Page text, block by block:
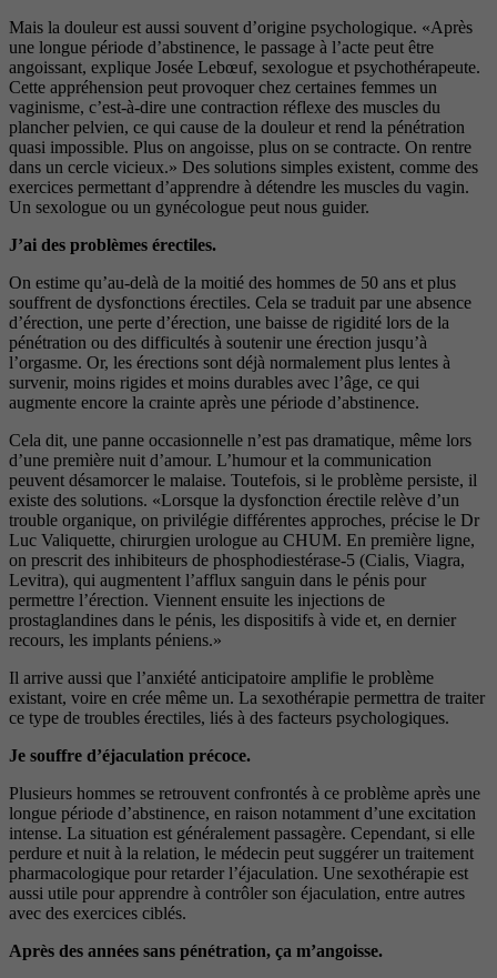
Mais la douleur est aussi souvent d’origine psychologique. «Après
une longue période d’abstinence, le passage à l’acte peut être
angoissant, explique Josée Lebœuf, sexologue et psychothérapeute.
Cette appréhension peut provoquer chez certaines femmes un
vaginisme, c’est-à-dire une contraction réflexe des muscles du
plancher pelvien, ce qui cause de la douleur et rend la pénétration
quasi impossible. Plus on angoisse, plus on se contracte. On rentre
dans un cercle vicieux.» Des solutions simples existent, comme des
exercices permettant d’apprendre à détendre les muscles du vagin.
Un sexologue ou un gynécologue peut nous guider.
J’ai des problèmes érectiles.
On estime qu’au-delà de la moitié des hommes de 50 ans et plus
souffrent de dysfonctions érectiles. Cela se traduit par une absence
d’érection, une perte d’érection, une baisse de rigidité lors de la
pénétration ou des difficultés à soutenir une érection jusqu’à
l’orgasme. Or, les érections sont déjà normalement plus lentes à
survenir, moins rigides et moins durables avec l’âge, ce qui
augmente encore la crainte après une période d’abstinence.
Cela dit, une panne occasionnelle n’est pas dramatique, même lors
d’une première nuit d’amour. L’humour et la communication
peuvent désamorcer le malaise. Toutefois, si le problème persiste, il
existe des solutions. «Lorsque la dysfonction érectile relève d’un
trouble organique, on privilégie différentes approches, précise le Dr
Luc Valiquette, chirurgien urologue au CHUM. En première ligne,
on prescrit des inhibiteurs de phosphodiestérase-5 (Cialis, Viagra,
Levitra), qui augmentent l’afflux sanguin dans le pénis pour
permettre l’érection. Viennent ensuite les injections de
prostaglandines dans le pénis, les dispositifs à vide et, en dernier
recours, les implants péniens.»
Il arrive aussi que l’anxiété anticipatoire amplifie le problème
existant, voire en crée même un. La sexothérapie permettra de traiter
ce type de troubles érectiles, liés à des facteurs psychologiques.
Je souffre d’éjaculation précoce.
Plusieurs hommes se retrouvent confrontés à ce problème après une
longue période d’abstinence, en raison notamment d’une excitation
intense. La situation est généralement passagère. Cependant, si elle
perdure et nuit à la relation, le médecin peut suggérer un traitement
pharmacologique pour retarder l’éjaculation. Une sexothérapie est
aussi utile pour apprendre à contrôler son éjaculation, entre autres
avec des exercices ciblés.
Après des années sans pénétration, ça m’angoisse.